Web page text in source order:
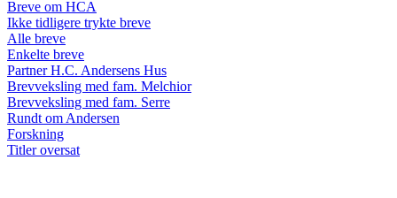
Breve om HCA
Ikke tidligere trykte breve
Alle breve
Enkelte breve
Partner H.C. Andersens Hus
Brevveksling med fam. Melchior
Brevveksling med fam. Serre
Rundt om Andersen
Forskning
Titler oversat